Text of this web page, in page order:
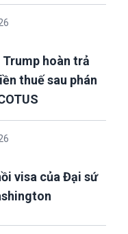
Trump hoàn trả
thuế sau phán
visa của Đại sứ